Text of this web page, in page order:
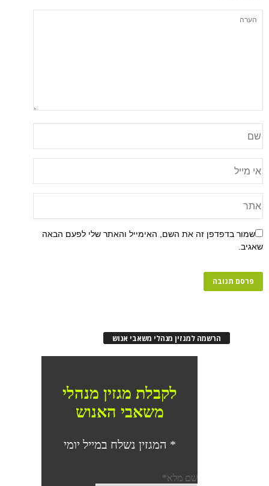
שמור בדפדפן זה את השם, האימייל והאתר שלי לפעם הבאה
שאגיב.
הרשמה למגזין מנהלי משאבי אנוש